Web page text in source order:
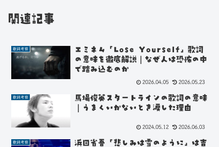
関連記事
歌詞考察
エミネム「Lose Yourself」歌詞
の意味を徹底解説｜なぜ人は恐怖の中
で踏み込むのか
2026.04.05 2026.05.23
歌詞考察
馬場俊英スタートラインの歌詞の意味
｜うまくいかないとき涙した理由
2024.05.12 2026.06.03
歌詞考察
浜田省吾「悲しみは雪のように」は吉